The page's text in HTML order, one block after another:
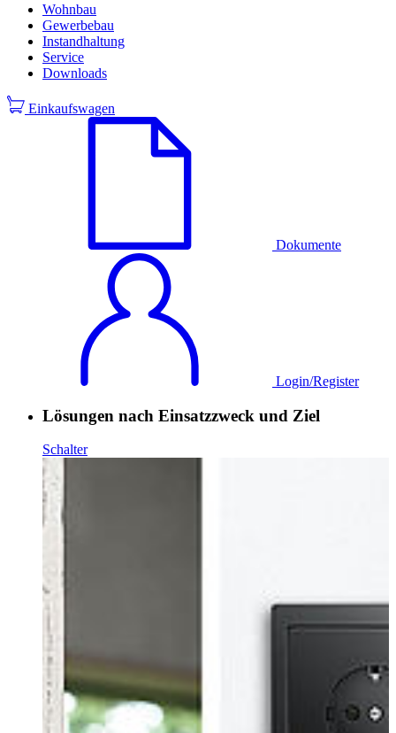
Wohnbau
Gewerbebau
Instandhaltung
Service
Downloads
Einkaufswagen
Dokumente
Login/Register
Lösungen nach Einsatzzweck und Ziel
Schalter